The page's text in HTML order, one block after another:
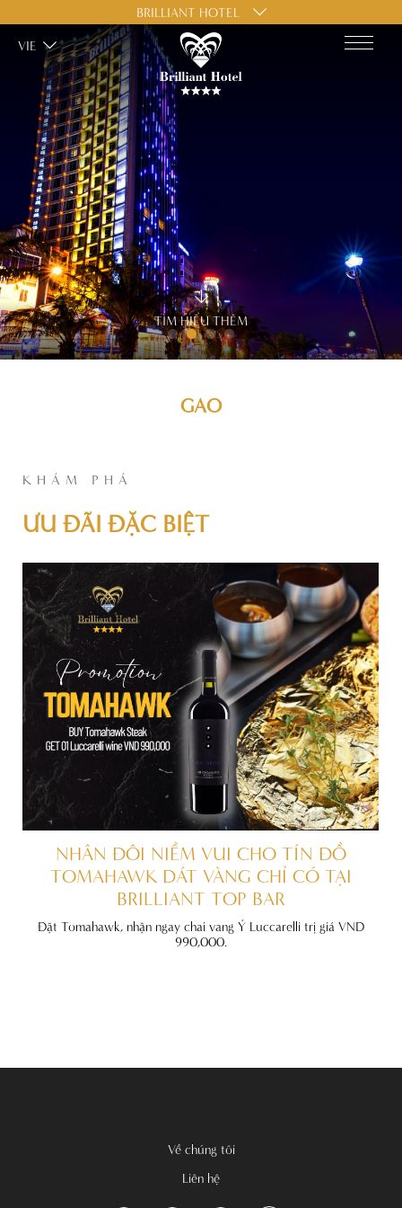
TÌM HIỂU THÊM
VIE
BRILLIANT HOTEL
GAO
KHÁM PHÁ
ƯU ĐÃI ĐẶC BIỆT
NHÂN ĐÔI NIỀM VUI CHO TÍN ĐỒ
TOMAHAWK DÁT VÀNG CHỈ CÓ TẠI
BRILLIANT TOP BAR
Đặt Tomahawk, nhận ngay chai vang Ý Luccarelli trị giá VND
990,000.
Về chúng tôi
Liên hệ